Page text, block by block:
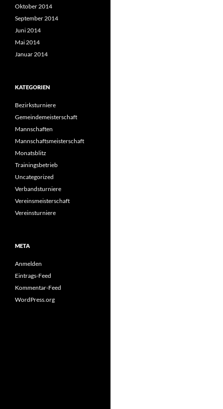
Oktober 2014
September 2014
Juni 2014
Mai 2014
Januar 2014
KATEGORIEN
Bezirksturniere
Gemeindemeisterschaft
Mannschaften
Mannschaftsmeisterschaft
Monatsblitz
Trainingsbetrieb
Uncategorized
Verbandsturniere
Vereinsmeisterschaft
Vereinsturniere
META
Anmelden
Eintrags-Feed
Kommentar-Feed
WordPress.org